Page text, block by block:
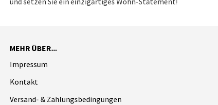
MEHR ÜBER...
Impressum
Kontakt
Versand- & Zahlungsbedingungen